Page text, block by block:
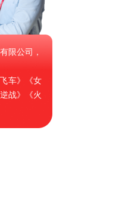
限公司，
车》《女
战》《火